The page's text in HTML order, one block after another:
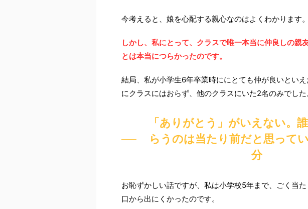
今考えると、娘を心配する親心なのはよくわかります。
しかし、私にとって、クラスで唯一本当に仲良しの親
とは本当につらかったのです。
結局、私が小学生6年卒業時ににとても仲が良いとい
にクラスにはおらず、他のクラスにいた2名のみでした
「ありがとう」がいえない。
らうのは当たり前だと思って
分
お恥ずかしい話ですが、私は小学校5年まで、ごく当
口から出にくかったのです。